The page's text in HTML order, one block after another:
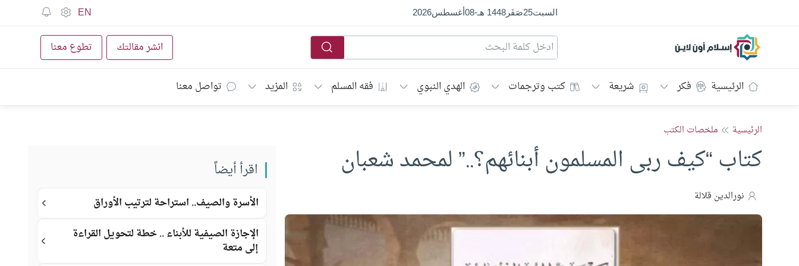
السبت25صَفَر1448 هـ -
08أغسطس2026
EN
إسلام أون لاين انشر مقالتك تطوع معنا
الرئيسية فكر شريعة كتب وترجمات الهدي النبوي فقه المسلم المزيد تواصل معنا
الرئيسية ملخصات الكتب
كتاب “كيف ربى المسلمون أبنائهم؟..” لمحمد شعبان
نورالدين قلالة
اقرأ أيضاً
الأسرة والصيف.. استراحة لترتيب الأوراق
الإجازة الصيفية للأبناء .. خطة لتحويل القراءة
إلى متعة